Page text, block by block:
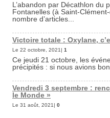
L’abandon par Décathlon du
Fontanelles (à Saint-
nombre d’articles...
Victoire totale : Oxylane,
Le 22 octobre, 2021| 1
Ce jeudi 21 octobre, les
précipités : si nous avions bon
Vendredi 3 septembre :
le Monde »
Le 31 août, 2021| 0